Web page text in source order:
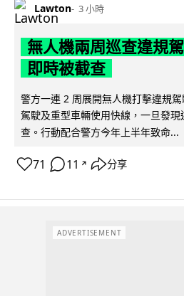
Lawton 3 小時
無人機兩周巡查違規
即時被截查
警方一連 2 周展開無人機打擊違規
駕駛及重型車輛使用快線，一旦發
查。行動配合警方今年上半年致命...
71 11 ↗ 分享
ADVERTISEMENT